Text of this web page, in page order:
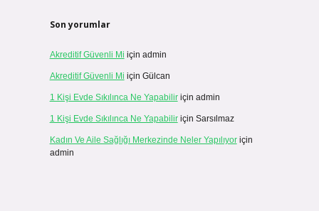
Son yorumlar
Akreditif Güvenli Mi için admin
Akreditif Güvenli Mi için Gülcan
1 Kişi Evde Sıkılınca Ne Yapabiliriçin admin
1 Kişi Evde Sıkılınca Ne Yapabiliriçin Sarsılmaz
Kadın Ve Aile Sağlığı Merkezinde Neler Yapılıyoriçin
admin